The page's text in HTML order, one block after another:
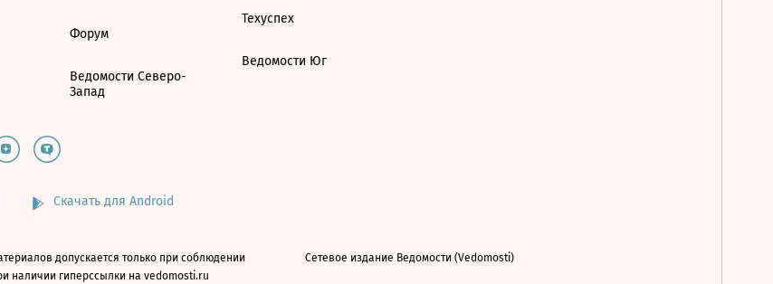
Форум
Ведомости Северо-
Запад
Техуспех
Ведомости Юг
Скачать для Android
допускается только при соблюдении
наличии гиперссылки на vedomosti.ru
Сетевое издание Ведомости (Vedomosti)